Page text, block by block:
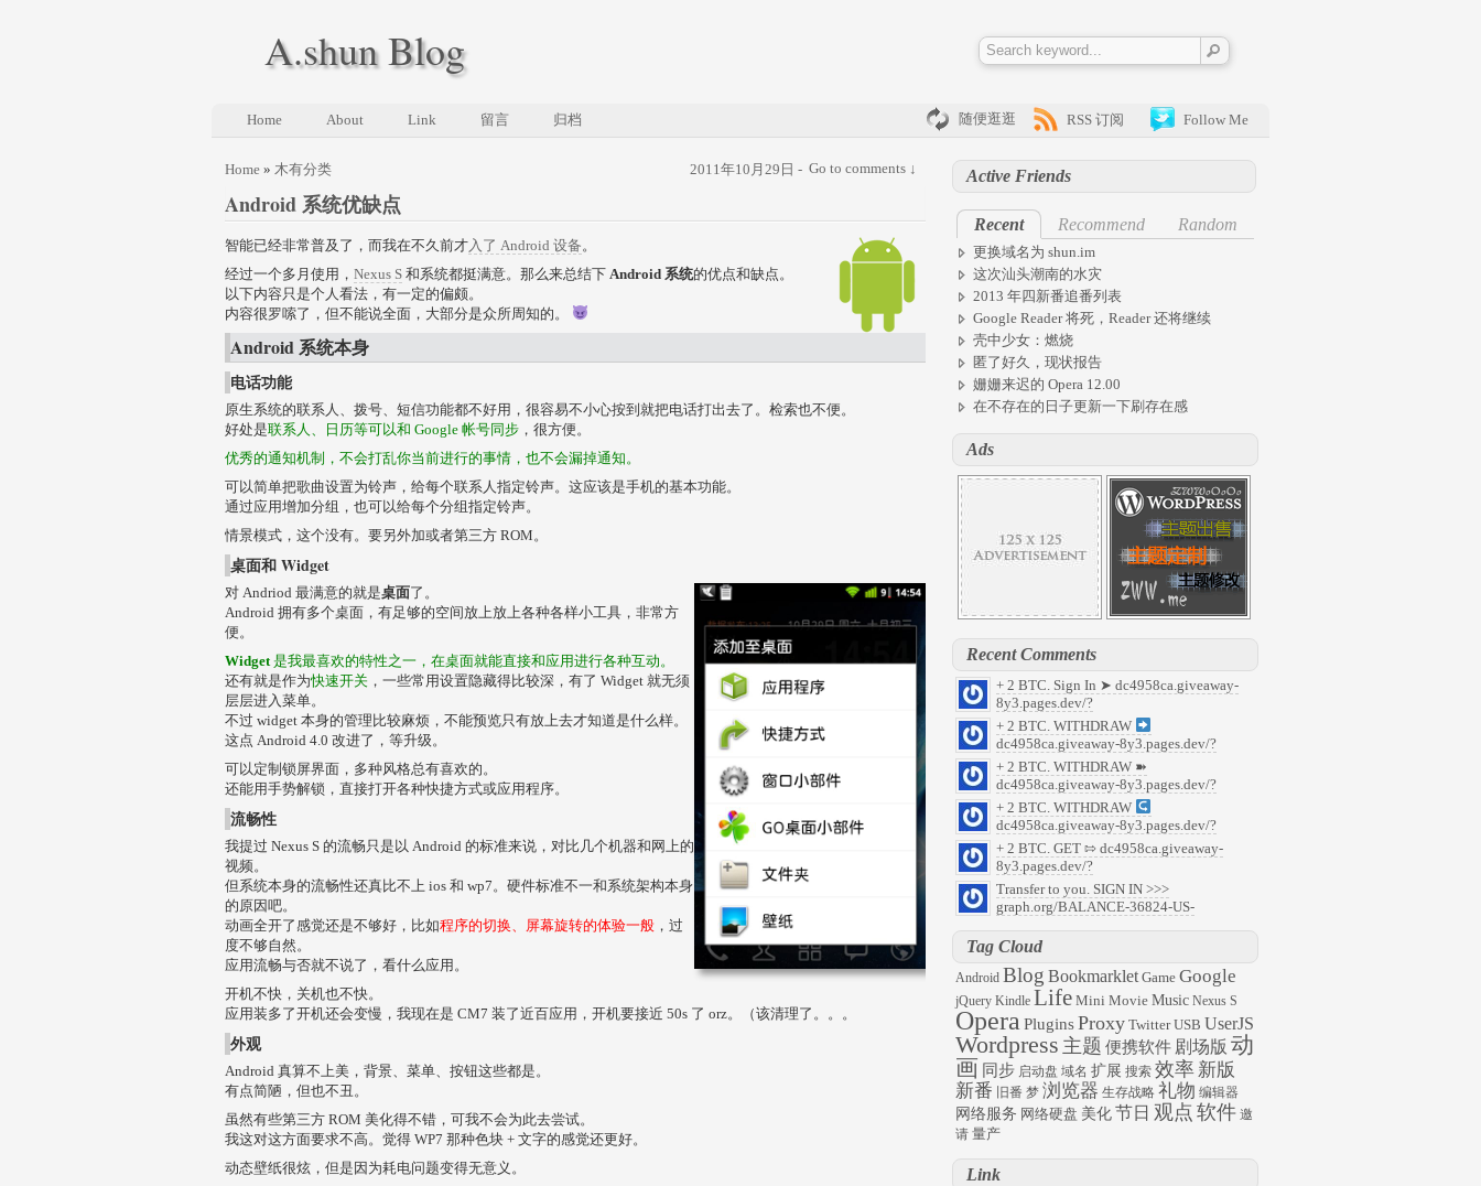
A.shun Blog
Home About Link 留言 归档 随便逛逛 RSS 订阅 Follow Me
Go to comments ↓
2011年10月29日 -
Home » 木有分类
Android 系统优缺点
智能已经非常普及了，而我在不久前才入了 Android 设备。
经过一个多月使用， Nexus S 和系统都挺满意。那么来总结下 Android 系统的优点和缺点。
以下内容只是个人看法，有一定的偏颇。
内容很罗嗦了，但不能说全面，大部分是众所周知的。
Android 系统本身
电话功能
原生系统的联系人、拨号、短信功能都不好用，很容易不小心按到就把电话打出去了。检索也不便。
好处是联系人、日历等可以和 Google 帐号同步 ，很方便。
优秀的通知机制，不会打乱你当前进行的事情，也不会漏掉通知。
可以简单把歌曲设置为铃声，给每个联系人指定铃声。这应该是手机的基本功能。
通过应用增加分组，也可以给每个分组指定铃声。
情景模式，这个没有。要另外加或者第三方 ROM。
桌面和 Widget
对 Andriod 最满意的就是桌面了。
Android 拥有多个桌面，有足够的空间放上放上各种各样小工具，非常方
便。
Widget是我最喜欢的特性之一，在桌面就能直接和应用进行各种互动。
还有就是作为快速开关 ，一些常用设置隐藏得比较深，有了 Widget 就无须
层层进入菜单。
不过 widget 本身的管理比较麻烦，不能预览只有放上去才知道是什么样。
这点 Android 4.0 改进了，等升级。
可以定制锁屏界面，多种风格总有喜欢的。
还能用手势解锁，直接打开各种快捷方式或应用程序。
流畅性
我提过 Nexus S 的流畅只是以 Android 的标准来说，对比几个机器和网上的
视频。
但系统本身的流畅性还真比不上 ios 和 wp7。硬件标准不一和系统架构本身
的原因吧。
动画全开了感觉还是不够好，比如程序的切换、屏幕旋转的体验一般 ，过
度不够自然。
应用流畅与否就不说了，看什么应用。
开机不快，关机也不快。
应用装多了开机还会变慢，我现在是 CM7 装了近百应用，开机要接近 50s 了 orz。（该清理了。。。
外观
Android 真算不上美，背景、菜单、按钮这些都是。
有点简陋，但也不丑。
虽然有些第三方 ROM 美化得不错，可我不会为此去尝试。
我这对这方面要求不高。觉得 WP7 那种色块 + 文字的感觉还更好。
动态壁纸很炫，但是因为耗电问题变得无意义。
Active Friends
Recent Recommend Random
更换域名为 shun.im
这次汕头潮南的水灾
2013 年四新番追番列表
Google Reader 将死，Reader 还将继续
壳中少女：燃烧
匿了好久，现状报告
姗姗来迟的 Opera 12.00
在不存在的日子更新一下刷存在感
Ads
Recent Comments
+ 2 BTC. Sign In ➤ dc4958ca.giveaway-
8y3.pages.dev/?
hs=57faf8c37b5c93cfe535649c9e405071&
0rilly
+ 2 BTC. WITHDRAW
dc4958ca.giveaway-8y3.pages.dev/?
hs=d91f853f8aefdcb5190c1e22a14f58b0&
kloqld
+ 2 BTC. WITHDRAW ➽
dc4958ca.giveaway-8y3.pages.dev/?
hs=4abd218d8fafafefc68fa59ca9b81a90&
sage08
+ 2 BTC. WITHDRAW
dc4958ca.giveaway-8y3.pages.dev/?
hs=4959c496b322aefcf23db3c963aad0b7&
6z7147
+ 2 BTC. GET ⇰ dc4958ca.giveaway-
8y3.pages.dev/?
hs=26ec2c0788563c5ee9501c79f6f2ed03&
iu7sdl
Transfer to you. SIGN IN >>>
graph.org/BALANCE-36824-US-
hs=857ddc7d48d8ecacb35e31ac945aaac3&
h2pg63
Tag Cloud
Android Blog Bookmarklet Game Google
jQuery Kindle Life Mini Movie Music Nexus S
Opera PluginsProxy Twitter USB UserJS
Wordpress 主题 便携软件 剧场版 动
画 同步 启动盘 域名 扩展 搜索 效率 新版
新番
旧番 梦 浏览器 生存战略 礼物 编辑器
网络服务 网络硬盘 美化 节日 观点 软件 邀
请 量产
Link